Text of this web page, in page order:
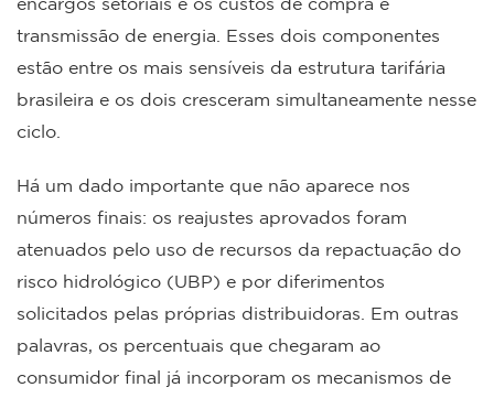
transmissão de energia. Esses dois componentes
estão entre os mais sensíveis da estrutura tarifária
brasileira e os dois cresceram simultaneamente nesse
ciclo.
Há um dado importante que não aparece nos
números finais: os reajustes aprovados foram
atenuados pelo uso de recursos da repactuação do
risco hidrológico (UBP) e por diferimentos
solicitados pelas próprias distribuidoras. Em outras
palavras, os percentuais que chegaram ao
consumidor final já incorporam os mecanismos de